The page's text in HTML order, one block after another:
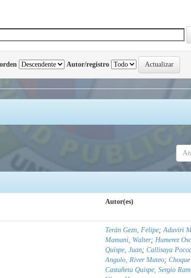
Autor/registro
Autor(es)
Terán Gezn, Felipe;Aduviri
Mamani, Walter; Humerez
Quispe, Juan; Callisaya
Angulo, River Mateo;
Castañeta Quispe, Sergio